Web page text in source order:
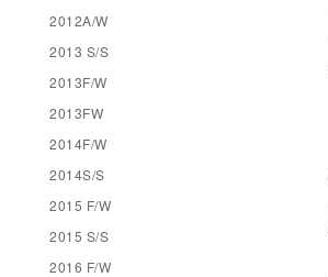
2012A/W
2013 S/S
2013F/W
2013FW
2014F/W
2014S/S
2015 F/W
2015 S/S
2016 F/W